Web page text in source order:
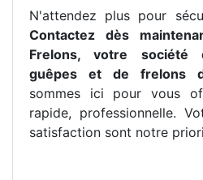
N'attendez plus pour
Contactez dès
Frelons, votre société
guêpes et de frelons
sommes ici pour vous
rapide, professionnelle.
satisfaction sont notre